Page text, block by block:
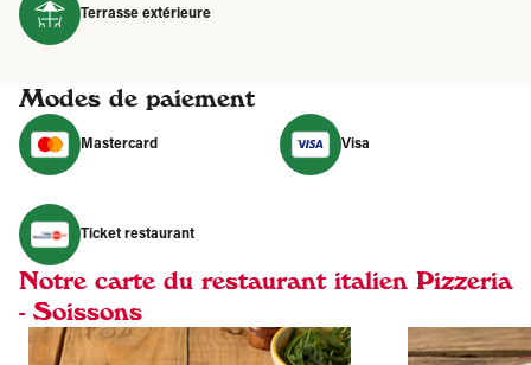
Terrasse extérieure
Modes de paiement
Mastercard Visa
Ticket restaurant
Notre carte du restaurant italien Pizzeria
- Soissons